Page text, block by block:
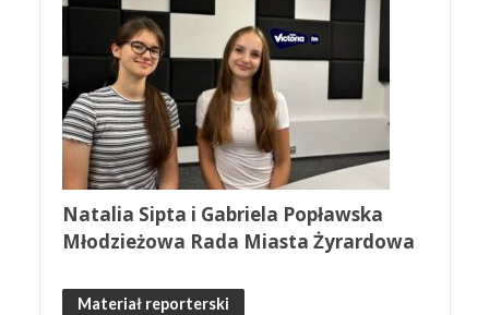
Natalia Sipta i Gabriela Popławska
Młodzieżowa Rada Miasta Żyrardowa
Materiał reporterski